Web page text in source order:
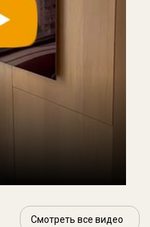
Смотреть все видео